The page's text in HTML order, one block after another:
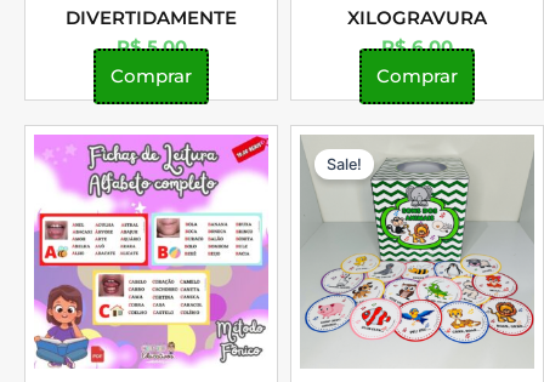
DIVERTIDAMENTE
R$5,00
Comprar
XILOGRAVURA
R$6,00
Comprar
Sale!
O
preço
original
era:
R$ 12,00.
O
atual
é:
R$